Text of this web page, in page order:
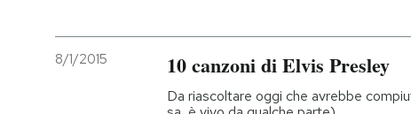
8/1/2015 10 canzoni di Elvis Presley
Da riascoltare oggi che avrebbe